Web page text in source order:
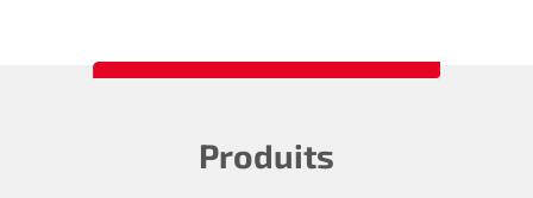
Produits